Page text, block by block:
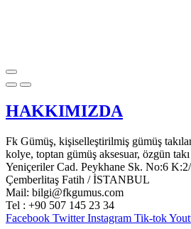
HAKKIMIZDA
Fk Gümüş, kişiselleştirilmiş gümüş
kolye, toptan gümüş aksesuar, özgün takı
Yeniçeriler Cad. Peykhane Sk. No:6
Çemberlitaş Fatih / İSTANBUL
Mail: bilgi@fkgumus.com
Tel : +90 507 145 23 34
Facebook Twitter Instagram Tik-tok